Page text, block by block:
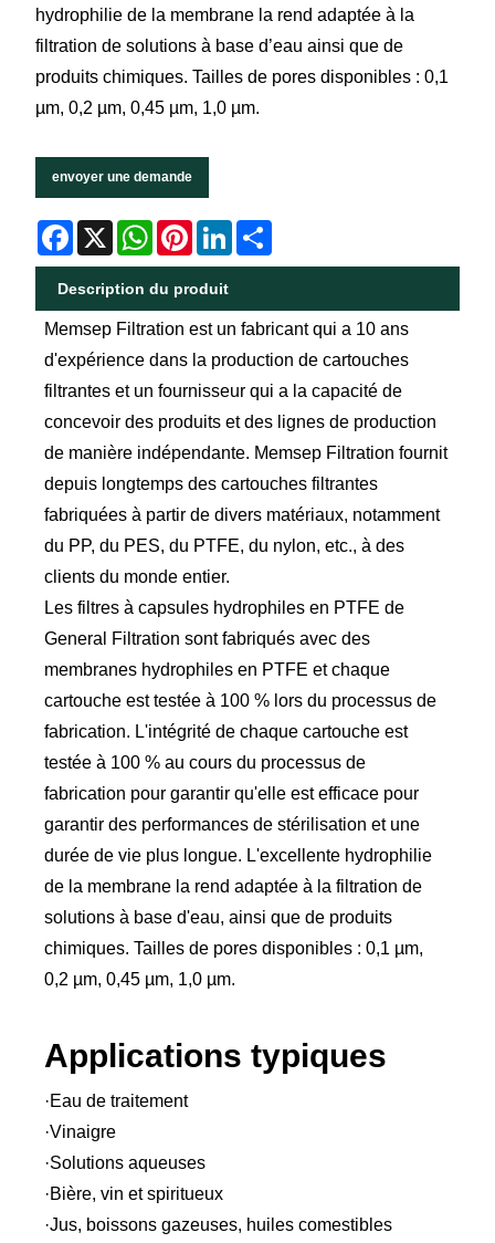
hydrophilie de la membrane la rend adaptée à la
filtration de solutions à base d’eau ainsi que de
produits chimiques. Tailles de pores disponibles : 0,1
µm, 0,2 µm, 0,45 µm, 1,0 µm.
envoyer une demande
Facebook
X WhatsApp
PinterestLinkedIn
Description du produit
Memsep Filtration est un fabricant qui a 10 ans
d'expérience dans la production de cartouches
filtrantes et un fournisseur qui a la capacité de
concevoir des produits et des lignes de production
de manière indépendante. Memsep Filtration fournit
depuis longtemps des cartouches filtrantes
fabriquées à partir de divers matériaux, notamment
du PP, du PES, du PTFE, du nylon, etc., à des
clients du monde entier.
Les filtres à capsules hydrophiles en PTFE de
General Filtration sont fabriqués avec des
membranes hydrophiles en PTFE et chaque
cartouche est testée à 100 % lors du processus de
fabrication. L'intégrité de chaque cartouche est
testée à 100 % au cours du processus de
fabrication pour garantir qu'elle est efficace pour
garantir des performances de stérilisation et une
durée de vie plus longue. L'excellente hydrophilie
de la membrane la rend adaptée à la filtration de
solutions à base d'eau, ainsi que de produits
chimiques. Tailles de pores disponibles : 0,1 µm,
0,2 µm, 0,45 µm, 1,0 µm.
Applications typiques
·Eau de traitement
·Vinaigre
·Solutions aqueuses
·Bière, vin et spiritueux
·Jus, boissons gazeuses, huiles comestibles